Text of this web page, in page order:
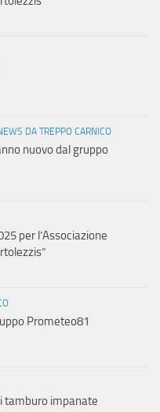
DA TREPPO CARNICO
nuovo dal gruppo
per l’Associazione
Prometeo81
tamburo impanate